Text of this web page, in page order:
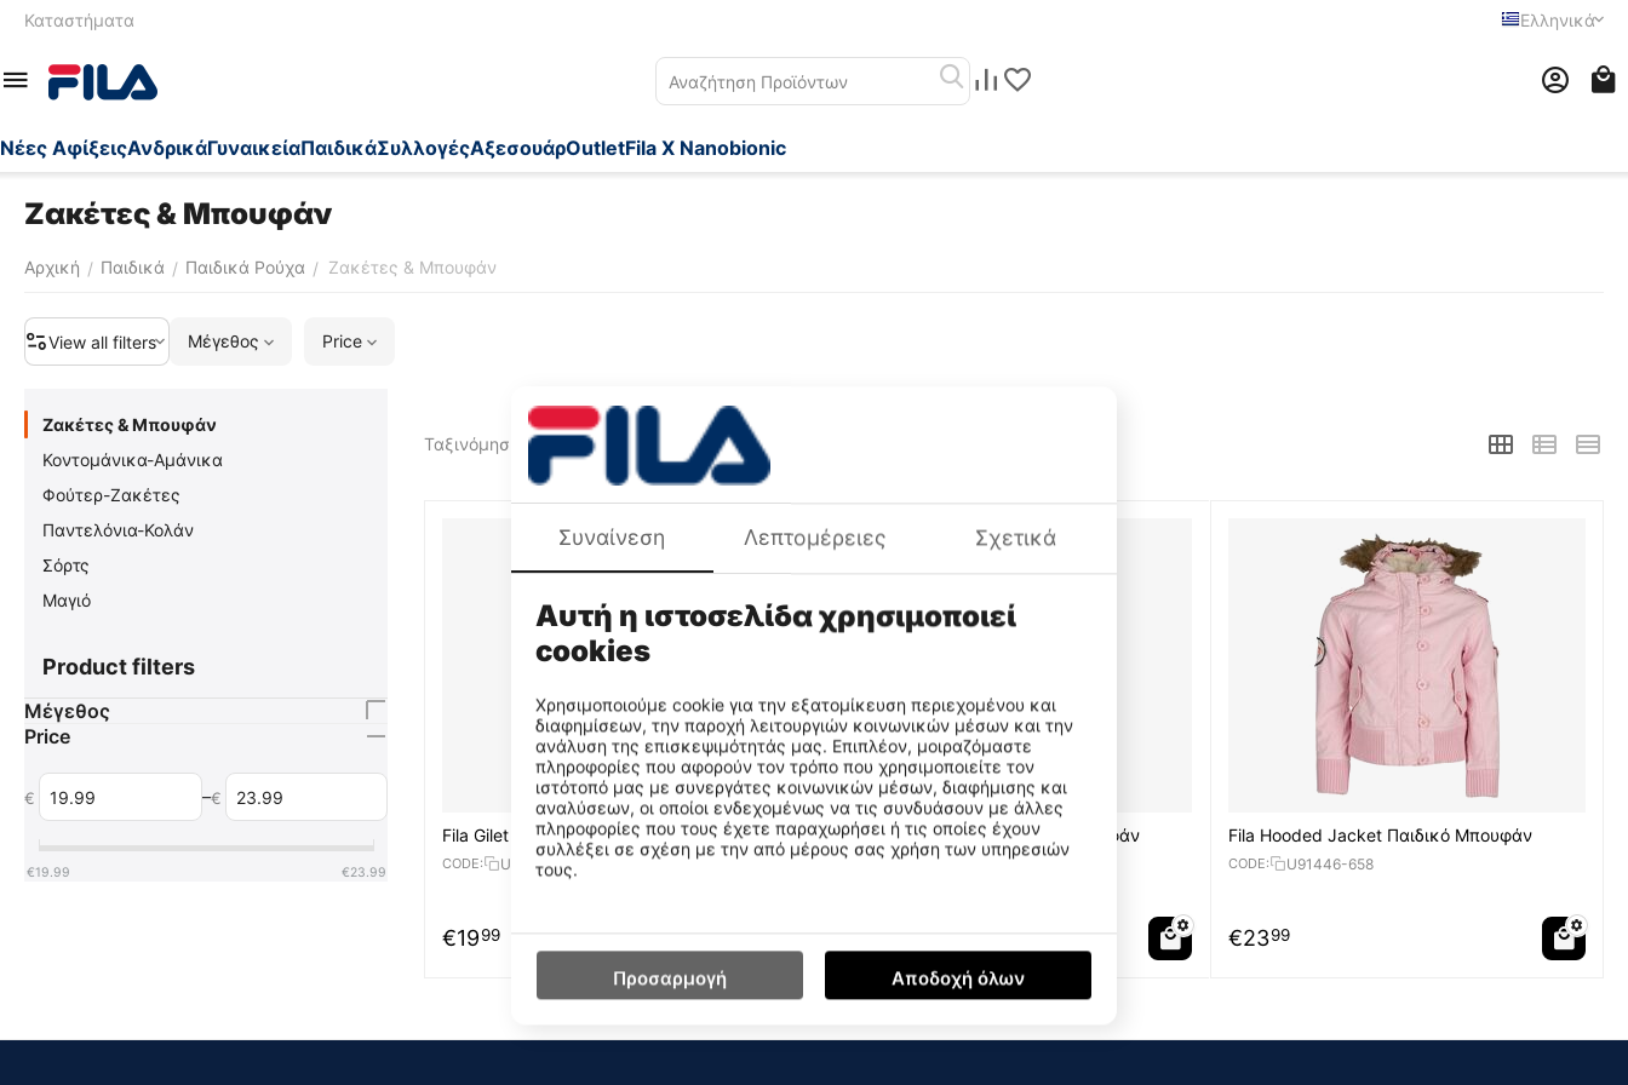
Ελληνικά
Καταστήματα
Nέες ΑφίξειςΑνδρικάΓυναικείαΠαιδικάΣυλλογέςΑξεσουάρOutletFila X Nanobionic
Ζακέτες & Μπουφάν
Αρχική / Παιδικά / Παιδικά Ρούχα / Ζακέτες & Μπουφάν
View all filters Μέγεθος Price
Ταξινόμηση ως πρός: Newest Items First
Fila Gilet
CODE: U90883-014
€1999
Fila Hooded Jacket Παιδικό Μπουφάν
CODE: U91446-073
Fila Hooded Jacket Παιδικό Μπουφάν
CODE: U91446-658
€2399
Ζακέτες & Μπουφάν
Κοντομάνικα-Αμάνικα
Φούτερ-Ζακέτες
Παντελόνια-Κολάν
Σόρτς
Μαγιό
Product filters
Μέγεθος
Price
€ –€
€19.99 €23.99
Συναίνεση Λεπτομέρειες Σχετικά
Αυτή η ιστοσελίδα χρησιμοποιεί
cookies
Χρησιμοποιούμε cookie για την εξατομίκευση περιεχομένου και
διαφημίσεων, την παροχή λειτουργιών κοινωνικών μέσων και την
ανάλυση της επισκεψιμότητάς μας. Επιπλέον, μοιραζόμαστε
πληροφορίες που αφορούν τον τρόπο που χρησιμοποιείτε τον
ιστότοπό μας με συνεργάτες κοινωνικών μέσων, διαφήμισης και
αναλύσεων, οι οποίοι ενδεχομένως να τις συνδυάσουν με άλλες
πληροφορίες που τους έχετε παραχωρήσει ή τις οποίες έχουν
συλλέξει σε σχέση με την από μέρους σας χρήση των υπηρεσιών
τους.
Necessary Cookies
Functional Cookies
Performance Cookies
Targeting Cookies 3
Προσαρμογή Αποδοχή όλων